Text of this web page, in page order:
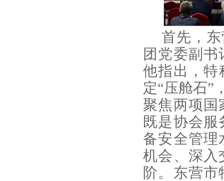
首先 ，
团党委副
他指出，特
定“压舱石”
聚焦两项国
既是协会
备安全管理
机会、深入
阶。 东营市